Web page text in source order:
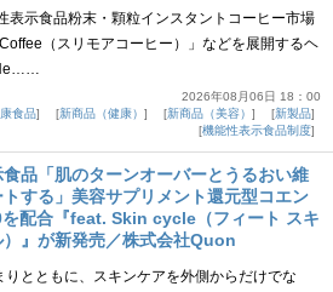
表示食品粉末・顆粒インスタントコーヒー市場
（スリモアコーヒー）」などを展開するヘ
2026年08月06日 18：00
食品 新商品（健康） 新商品（美容）
新製品
機能性表示食品制度
品「肌のターンオーバーとうるおい維
する」美容サプリメント還元型コエン
配合『feat. Skin cycle（フィート スキ
）』が新発売／株式会社Quon
とともに、スキンケアを外側からだけでな